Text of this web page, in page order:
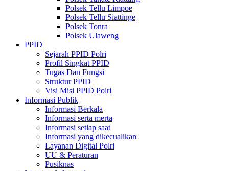
Polsek Tellu Limpoe
Polsek Tellu Siattinge
Polsek Tonra
Polsek Ulaweng
PPID
Sejarah PPID Polri
Profil Singkat PPID
Tugas Dan Fungsi
Struktur PPID
Visi Misi PPID Polri
Informasi Publik
Informasi Berkala
Informasi serta merta
Informasi setiap saat
Informasi yang dikecualikan
Layanan Digital Polri
UU & Peraturan
Pusiknas